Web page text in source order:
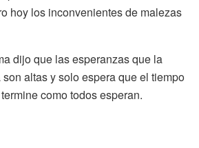
hoy los inconvenientes de malezas
dijo que las esperanzas que la
altas y solo espera que el tiempo
como todos esperan.